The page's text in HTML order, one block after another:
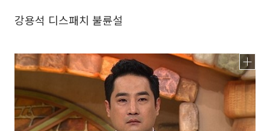
강용석 디스패치 불륜설